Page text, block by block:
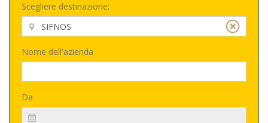
Scegliere destinazione:
Nome dell'azienda
Da